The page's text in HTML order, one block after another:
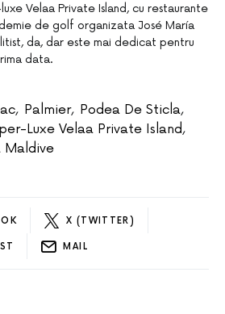
Velaa Private Island, cu restaurante
de golf organizata José María
da, dar este mai dedicat pentru
data.
, Palmier, Podea De Sticla,
Luxe Velaa Private Island,
Maldive
X (TWITTER)
MAIL